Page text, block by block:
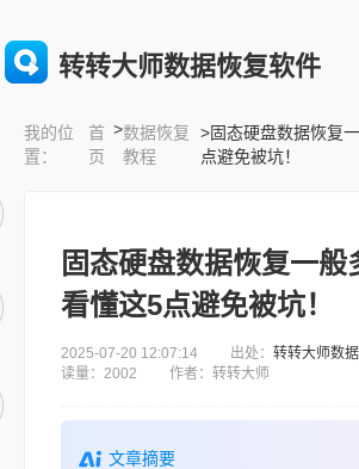
转转大师数据恢复软件
我的位
置：
首
页
>数据恢复
教程
>固态硬盘数据恢复
点避免被坑！
固态硬盘数据恢复一般
看懂这5点避免被坑！
2025-07-20 12:07:14 出处： 转转大师数
读量：2002 作者：转转大师
文章摘要